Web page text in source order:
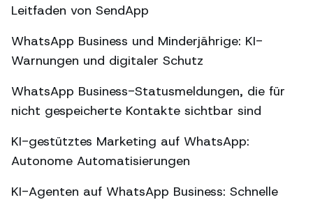
Leitfaden von SendApp
WhatsApp Business und Minderjährige: KI-
Warnungen und digitaler Schutz
WhatsApp Business-Statusmeldungen, die für
nicht gespeicherte Kontakte sichtbar sind
KI-gestütztes Marketing auf WhatsApp:
Autonome Automatisierungen
KI-Agenten auf WhatsApp Business: Schnelle